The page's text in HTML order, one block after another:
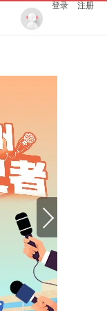
登录 注册